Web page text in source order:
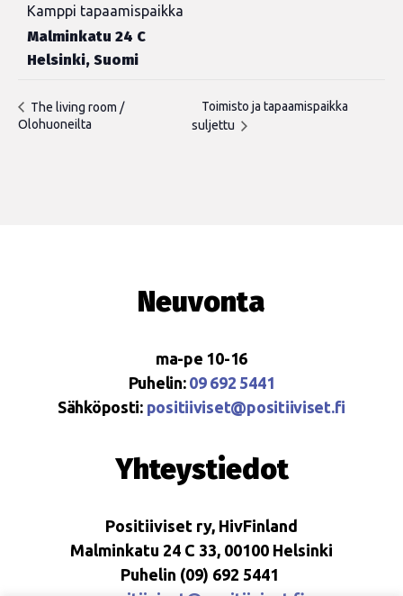
Kamppi tapaamispaikka
Malminkatu 24 C
Helsinki, Suomi
The living room /
Olohuoneilta
Toimisto ja tapaamispaikka
suljettu
Neuvonta
ma-pe 10-16
Puhelin: 09 692 5441
Sähköposti: positiiviset@positiiviset.fi
Yhteystiedot
Positiiviset ry, HivFinland
Malminkatu 24 C 33, 00100 Helsinki
Puhelin (09) 692 5441